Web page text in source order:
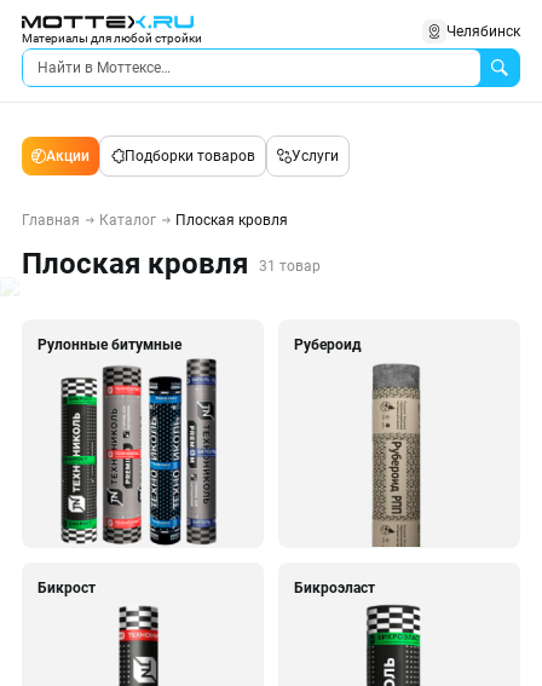
Материалы для любой стройки Челябинск
Акции Подборки товаров Услуги
Главная Каталог Плоская кровля
Плоская кровля 31 товар
Рулонные битумные Рубероид
Бикрост Бикроэласт